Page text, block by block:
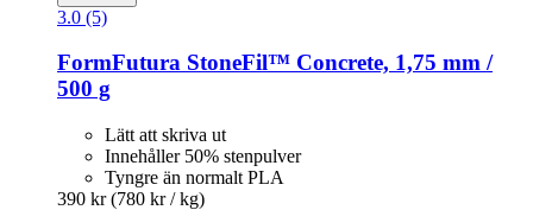
3.0 (5)
FormFutura StoneFil™ Concrete, 1,75 mm /
500 g
Lätt att skriva ut
Innehåller 50% stenpulver
Tyngre än normalt PLA
390 kr (780 kr / kg)